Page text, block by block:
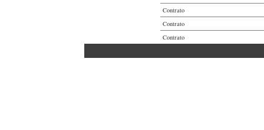
Contrato
Contrato
Contrato